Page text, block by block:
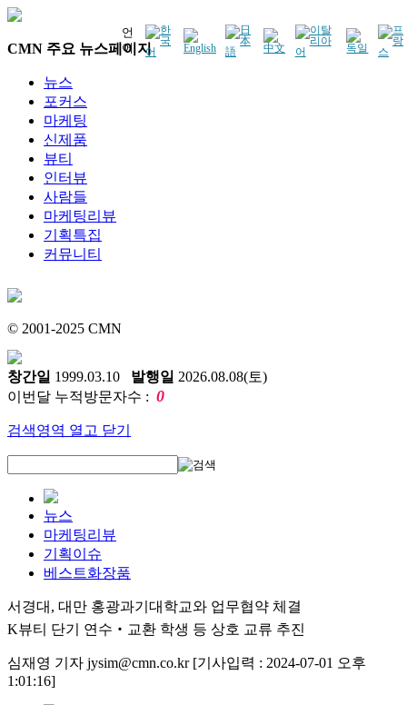
언
어
CMN 주요 뉴스페이지
뉴스
포커스
마케팅
신제품
뷰티
인터뷰
사람들
마케팅리뷰
기획특집
커뮤니티
© 2001-2025 CMN
창간일 1999.03.10 발행일 2026.08.08(토)
이번달 누적방문자수 : 0
검색영역 열고 닫기
뉴스
마케팅리뷰
기획이슈
베스트화장품
서경대, 대만 홍광과기대학교와 업무협약 체결
K뷰티 단기 연수‧교환 학생 등 상호 교류 추진
심재영 기자 jysim@cmn.co.kr [기사입력 : 2024-07-01 오후
1:01:16]